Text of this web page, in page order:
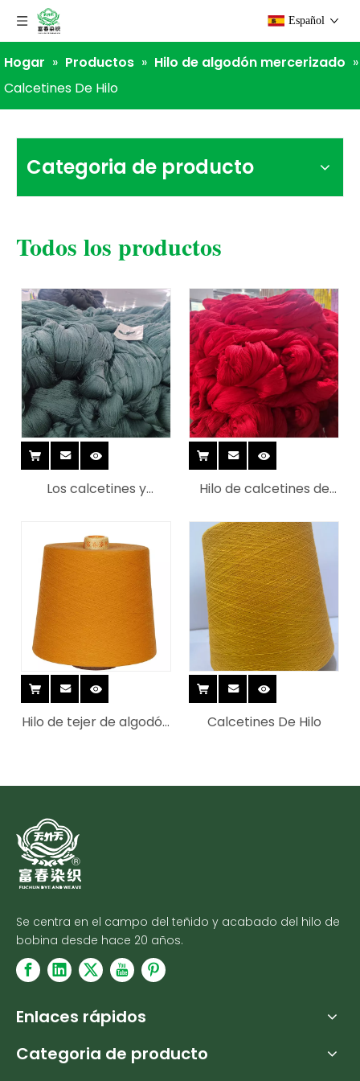
Español
Hogar » Productos » Hilo de algodón mercerizado »
Calcetines De Hilo
Categoria de producto
Todos los productos
Los calcetines y
venta utilizaron hilo de
algodón mercerizado
peinado de la fábrica
china
Hilo de calcetines de
100% algodón de venta
caliente 32S/2
Hilo de tejer de algodón
fábrica
Calcetines De Hilo
Se centra en el campo del teñido y acabado del hilo de
bobina desde hace 20 años.
Enlaces rápidos
Categoria de producto